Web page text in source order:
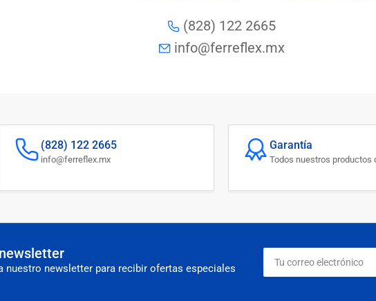
(828) 122 2665
info@ferreflex.mx
(828) 122 2665
info@ferreflex.mx
Garantía
Todos nuestros productos
nuestro newsletter para recibir ofertas especiales
Tu
correo
electrónico